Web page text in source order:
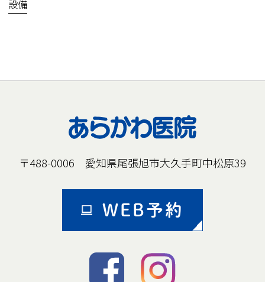
設備
〒488-0006 愛知県尾張旭市大久手町中松原39
WEB予約